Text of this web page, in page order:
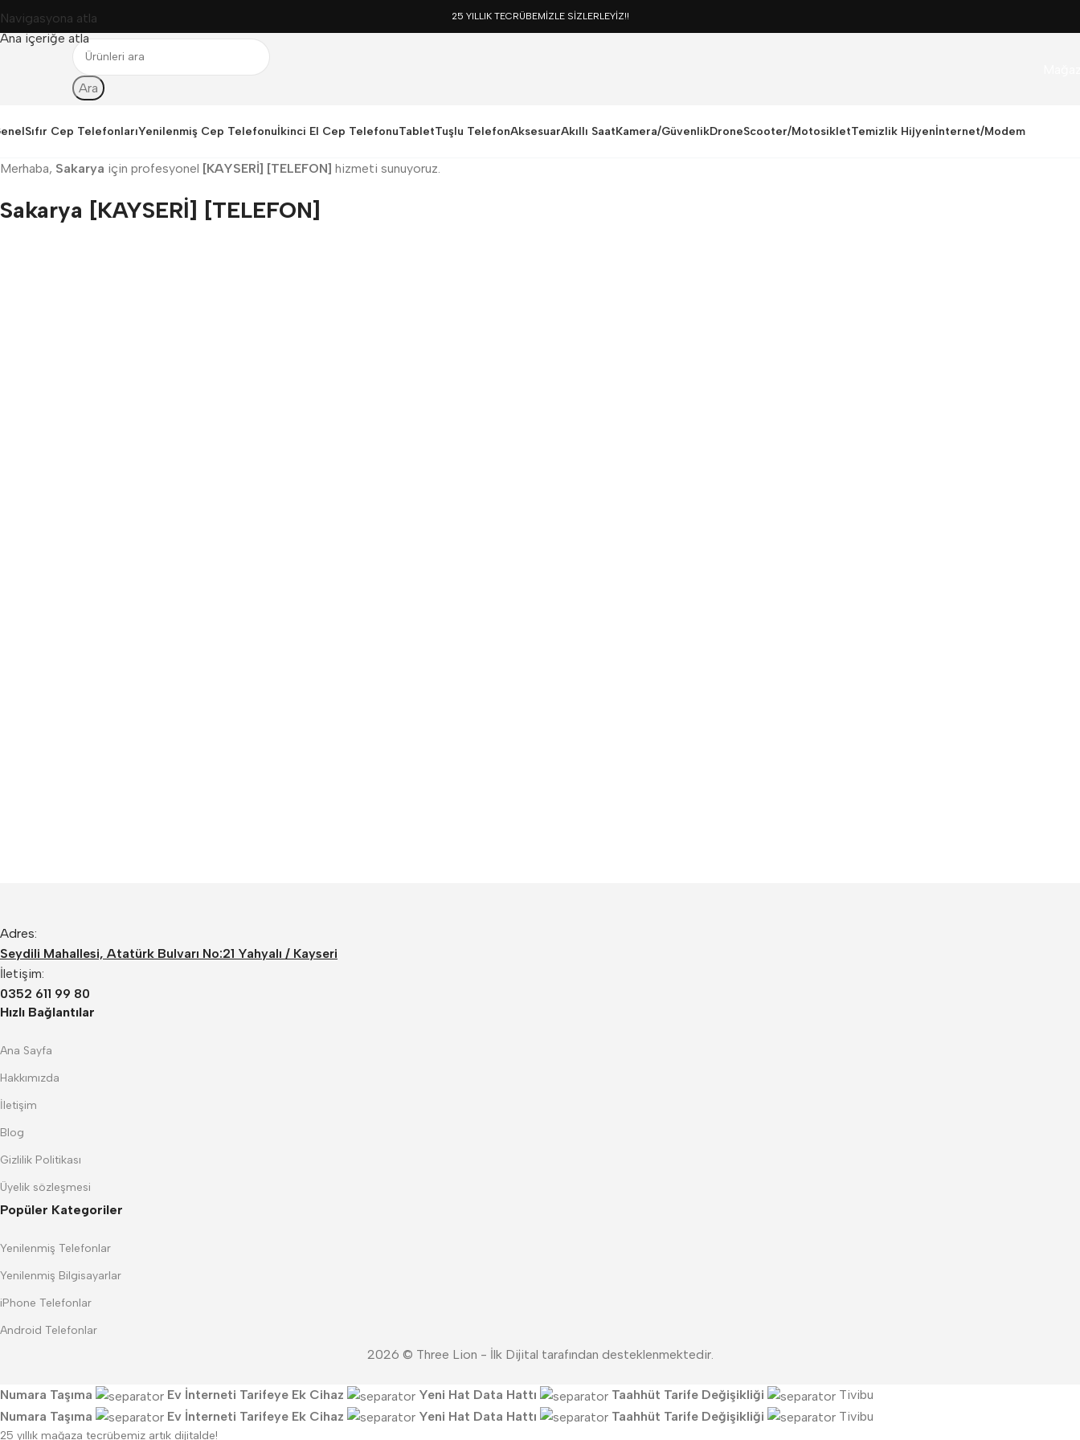
Navigasyona atla
Ana içeriğe atla
25 YILLIK TECRÜBEMİZLE SİZLERLEYİZ!!
Ara
Sıfır Cep TelefonlarıYenilenmiş Cep Telefonuİkinci El Cep TelefonuTabletTuşlu TelefonAksesuarAkıllı SaatKamera/GüvenlikDroneScooter/MotosikletTemizlik Hijyenİnternet/Modem
Merhaba, Sakarya için profesyonel [KAYSERİ] [TELEFON] hizmeti sunuyoruz.
Sakarya [KAYSERİ] [TELEFON]
Adres:
Seydili Mahallesi, Atatürk Bulvarı No:21 Yahyalı / Kayseri
İletişim:
0352 611 99 80
Hızlı Bağlantılar
Ana Sayfa
Hakkımızda
İletişim
Blog
Gizlilik Politikası
Üyelik sözleşmesi
Popüler Kategoriler
Yenilenmiş Telefonlar
Yenilenmiş Bilgisayarlar
iPhone Telefonlar
Android Telefonlar
2026 © Three Lion - İlk Dijital tarafından desteklenmektedir.
Numara Taşıma Ev İnterneti Tarifeye Ek Cihaz Yeni Hat Data Hattı Taahhüt Tarife Değişikliği
Tivibu
Numara Taşıma
Ev İnterneti Tarifeye Ek Cihaz Yeni Hat Data Hattı Taahhüt Tarife Değişikliği Tivibu
25 yıllık mağaza tecrübemiz artık dijitalde!